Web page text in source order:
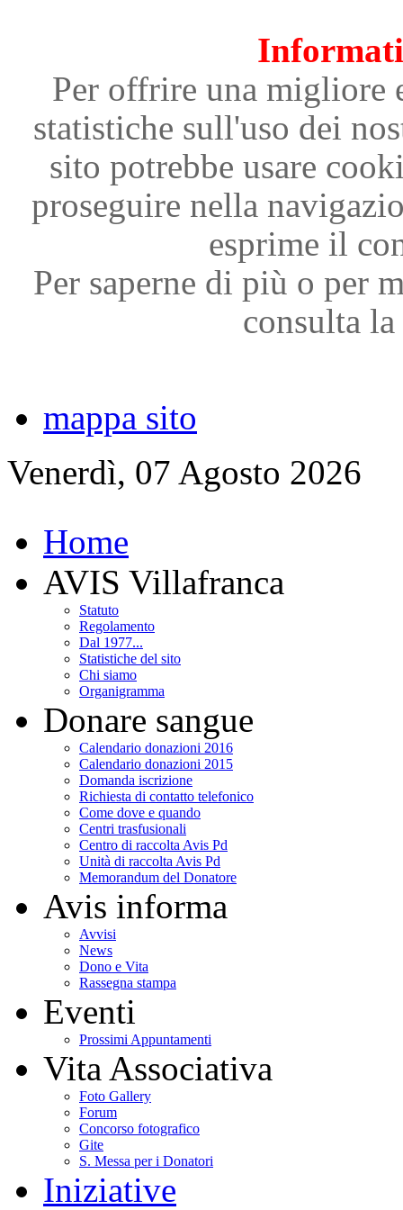
Per offrire una migliore
statistiche sull'uso dei
sito potrebbe usare
proseguire nella
esprime il
Per saperne di più o per
consulta
mappa sito
Venerdì, 07 Agosto 2026
Home
AVIS Villafranca
Statuto
Regolamento
Dal 1977...
Statistiche del sito
Chi siamo
Organigramma
Donare sangue
Calendario donazioni 2016
Calendario donazioni 2015
Domanda iscrizione
Richiesta di contatto telefonico
Come dove e quando
Centri trasfusionali
Centro di raccolta Avis Pd
Unità di raccolta Avis Pd
Memorandum del Donatore
Avis informa
Avvisi
News
Dono e Vita
Rassegna stampa
Eventi
Prossimi Appuntamenti
Vita Associativa
Foto Gallery
Forum
Concorso fotografico
Gite
S. Messa per i Donatori
Iniziative